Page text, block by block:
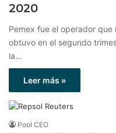
2020
Pemex fue el operador
obtuvo en el segundo
la…
Leer más »
Pool CEO